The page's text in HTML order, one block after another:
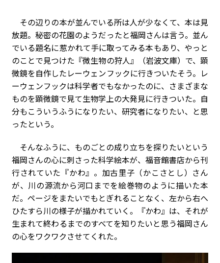
その辺りの本が並んでいる所は人が少なくて、本は見
放題。秘密の花園のようだったと福岡さんは言う。並ん
でいる題名に惹かれて手に取ってみる本もあり、やっと
のことで見つけた『微生物の狩人』（岩波文庫）で、顕
微鏡を自作したレーウェンフックに行きついたそう。レ
ーウェンフックは科学者でもなかったのに、さまざまな
ものを顕微鏡で見て生物学上の大発見に行きついた。自
分もこういうふうになりたい、研究者になりたい、と思
ったという。
そんなふうに、ものごとの成り立ちを探りたいという
福岡さんの心に刺さった科学絵本が、福音館書店から刊
行されていた『かわ』。加古里子（かこさとし）さん
が、川の源流から河口までを絵巻物のように描いた本
だ。ページをまたいでもとぎれることなく、左から右へ
ひたすら川の様子が描かれていく。『かわ』は、それが
生まれて終わるまでのすべてを知りたいと思う福岡さん
の心をワクワクさせてくれた。